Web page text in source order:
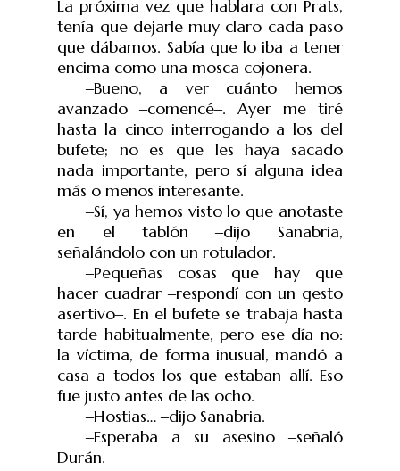
La próxima vez que hablara con Prats,
tenía que dejarle muy claro cada paso
que dábamos. Sabía que lo iba a tener
encima como una mosca cojonera.
‒Bueno, a ver cuánto hemos
avanzado‒comencé‒. Ayer me tiré
hasta la cinco interrogando a los del
bufete; no es que les haya sacado
nada importante, pero sí alguna idea
más o menos interesante.
‒Sí, ya hemos visto lo que anotaste
en el tablón‒dijo Sanabria,
señalándolo con un rotulador.
‒Pequeñas cosas que hay que
hacer cuadrar‒respondí con un gesto
asertivo‒. En el bufete se trabaja hasta
tarde habitualmente, pero ese día no:
la víctima, de forma inusual, mandó a
casa a todos los que estaban allí. Eso
fue justo antes de las ocho.
‒Hostias…‒dijo Sanabria.
‒Esperaba a su asesino‒señaló
Durán.